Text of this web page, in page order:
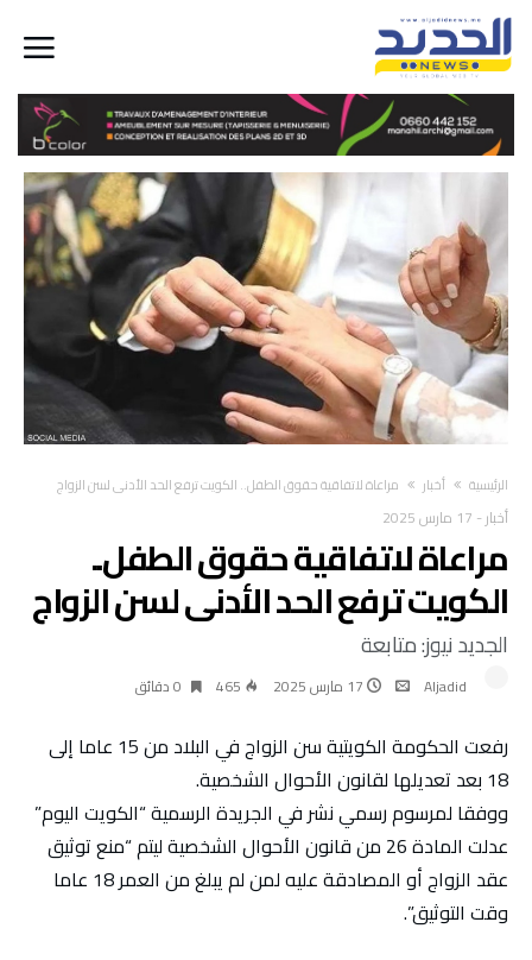
‫الرئيسية‬ أخبار مراعاة لاتفاقية حقوق الطفل.. الكويت ترفع الحد الأدنى لسن الزواج
أخبار- 17 مارس 2025
مراعاة لاتفاقية حقوق الطفل..
الكويت ترفع الحد الأدنى لسن الزواج
الجديد نيوز: متابعة
Aljadid 17 مارس 2025 465 0 ‫دقائق‬
رفعت الحكومة الكويتية سن الزواج في البلاد من 15 عاما إلى
18 بعد تعديلها لقانون الأحوال الشخصية.
ووفقا لمرسوم رسمي نشر في الجريدة الرسمية “الكويت اليوم”
عدلت المادة 26 من قانون الأحوال الشخصية ليتم “منع توثيق
عقد الزواج أو المصادقة عليه لمن لم يبلغ من العمر 18 عاما
وقت التوثيق”.